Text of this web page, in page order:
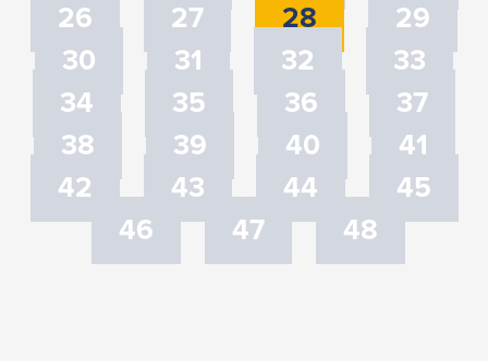
26
27 28
29
30
31 32
33
34
35 36
37
38
39 40
41
42
43 44
45
46
47 48